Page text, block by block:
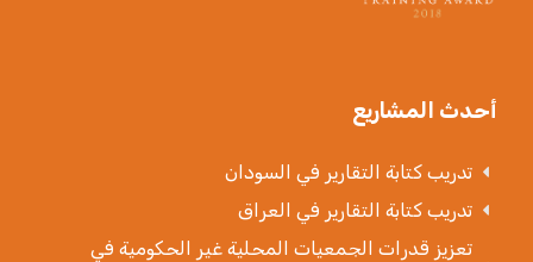
أحدث المشاريع
تدريب كتابة التقارير في السودان
تدريب كتابة التقارير في العراق
تعزيز قدرات الجمعيات المحلية غير الحكومية في